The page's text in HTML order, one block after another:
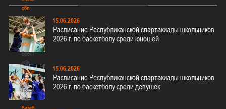
обл
Минская
обл
Брестская
обл
Брестская
обл
Гродненская
обл
Гродненская
обл
Витебская
15.06.2026
Расписание Республиканской спартакиады школьников
2026 г. по баскетболу среди юношей
15.06.2026
Расписание Республиканской спартакиады школьников
2026 г. по баскетболу среди девушек